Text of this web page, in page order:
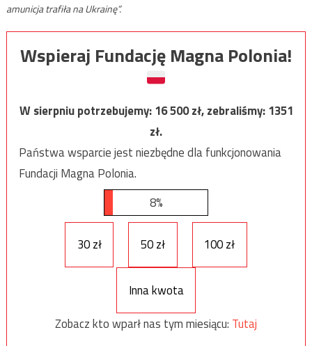
amunicja trafiła na Ukrainę”.
Wspieraj Fundację Magna Polonia!
W sierpniu potrzebujemy:16 500zł, zebraliśmy:1351
zł.
Państwa wsparcie jest niezbędne dla funkcjonowania
Fundacji Magna Polonia.
8%
30 zł 50 zł 100 zł
Inna kwota
Zobacz kto wparł nas tym miesiącu: Tutaj